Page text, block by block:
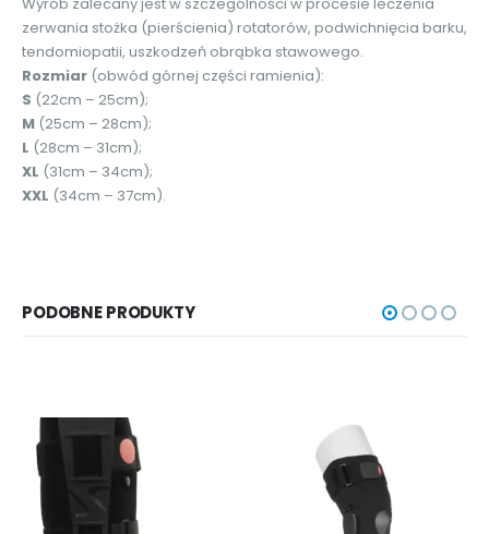
zerwania stożka (pierścienia) rotatorów, podwichnięcia barku,
tendomiopatii, uszkodzeń obrąbka stawowego.
Rozmiar (obwód górnej części ramienia):
S (22cm – 25cm);
M (25cm – 28cm);
L (28cm – 31cm);
XL (31cm – 34cm);
XXL (34cm – 37cm).
PODOBNE PRODUKTY